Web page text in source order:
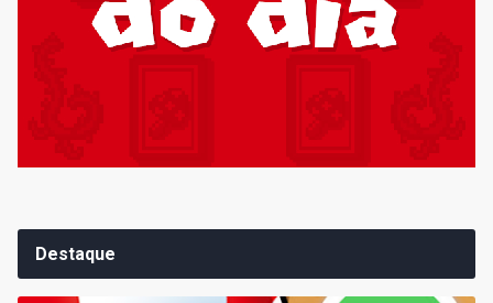
Destaque